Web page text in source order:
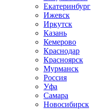
Екатеринбург
Ижевск
Иркутск
Казань
Кемерово
Краснодар
Красноярск
Мурманск
Россия
Уфа
Самара
Новосибирск